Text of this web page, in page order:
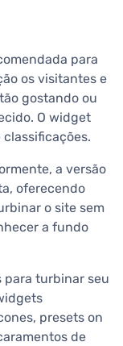
para
os visitantes e
gostando ou
O widget
a versão
oferecendo
o site sem
a fundo
para turbinar seu
presets on
de